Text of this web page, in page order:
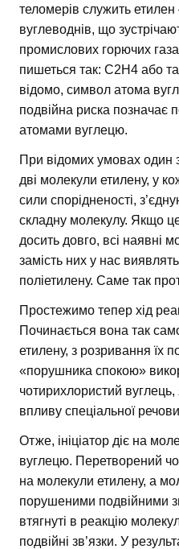
теломерів служить
вуглеводнів, що
промислових горючих
пишеться так: С2Н4 або
відомо, символ атома
подвійна риска позначає
атомами вуглецю.
При відомих умовах один з
дві молекули етилену, у
сили спорідненості,
складну молекулу. Якщо
досить довго, всі наявні
замість них у нас
поліетилену. Саме так
Простежимо тепер хід
Починається вона так
етилену, з розривання їх
«порушника спокою»
чотирихлористий
впливу спеціальної
Отже, ініціатор діє на
вуглецю. Перетворений
на молекули етилену, а
порушеними подвійними
втягнуті в реакцію
подвійні зв’язки. У